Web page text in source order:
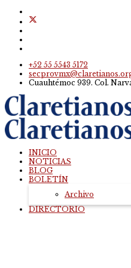
+52 55 5543 5172
Cuauhtémoc 939. Col.
INICIO
NOTICIAS
BLOG
BOLETÍN
Archivo
DIRECTORIO